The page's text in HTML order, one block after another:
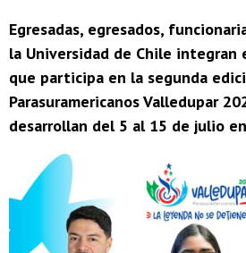
Egresadas, egresados,
la Universidad de Chile integran
que participa en la segunda
Parasuramericanos Valledupar
desarrollan del 5 al 15 de julio